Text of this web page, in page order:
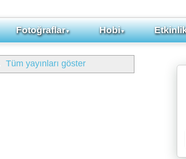
Fotoğraflar▼ Hobi▼
Tüm yayınları göster